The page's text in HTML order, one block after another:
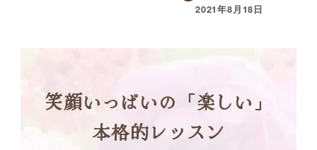
2021年8月18日
笑顔いっぱいの「楽しい」
本格的レッスン